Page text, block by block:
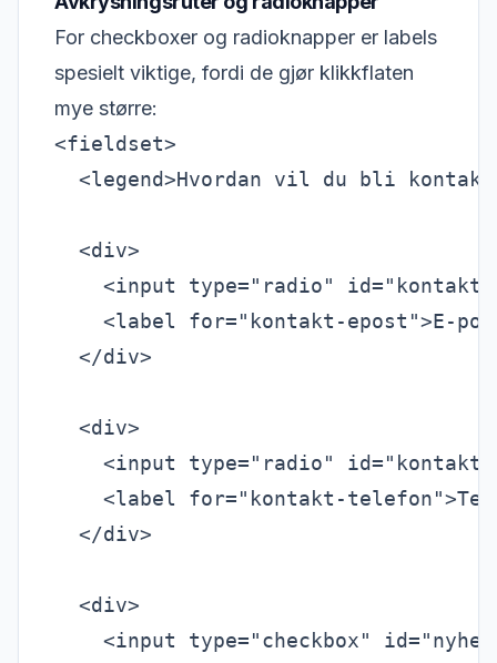
For checkboxer og radioknapper er labels
spesielt viktige, fordi de gjør klikkflaten
mye større:
<fieldset>
<legend>Hvordan vil du bli
  <div>
<input type="radio"
<label for="kontakt-epost">E-
  </div>
  <div>
<input type="radio"
<label for="kontakt-
  </div>
  <div>
<input type="checkbox"